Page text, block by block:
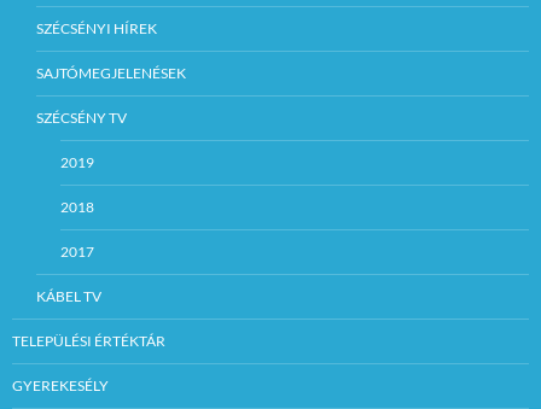
SZÉCSÉNYI HÍREK
SAJTÓMEGJELENÉSEK
SZÉCSÉNY TV
2019
2018
2017
KÁBEL TV
TELEPÜLÉSI ÉRTÉKTÁR
GYEREKESÉLY